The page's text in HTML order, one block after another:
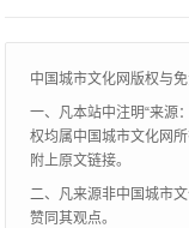
中国城市文化网版权与免
一、凡本站中注明“来源
权均属中国城市文化网
附上原文链接。
二、凡来源非中国城市
赞同其观点。